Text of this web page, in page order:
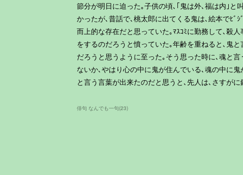
節分が明日に迫った｡子供の頃､｢鬼は外､福は内｣と
かったが､昔話で､桃太郎に出てくる鬼は､絵本でﾋﾞ
而上的な存在だと思っていた｡ﾏｽｺﾐに勤務して､殺
をするのだろうと憤っていた｡年齢を重ねると､鬼
だろうと思うように至った｡そう思った時に､魂と
ないか､やはり心の中に鬼が住んでいる､魂の中に
と言う言葉が出来たのだと思うと､先人は､さすが
俳句 なんでも一句(23)